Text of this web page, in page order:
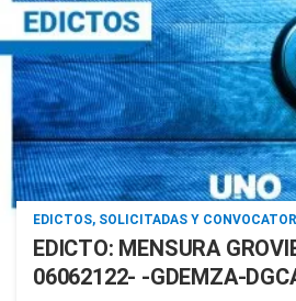
EDICTOS, SOLICITADAS Y
EDICTO: MENSURA
06062122- -GDEMZA-